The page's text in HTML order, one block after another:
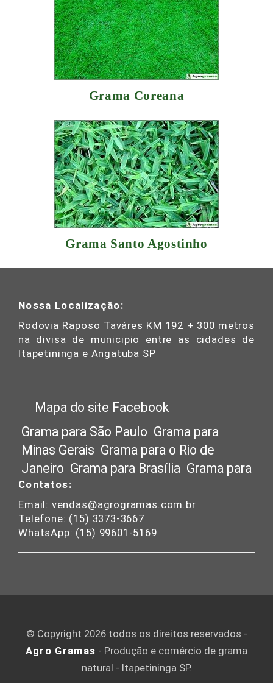
Grama Coreana
Grama Santo Agostinho
Nossa Localização:
Rodovia Raposo Taváres KM 192 + 300 metros
na divisa de municipio entre as cidades de
Itapetininga e Angatuba SP
Mapa do site Facebook
Grama para São Paulo Grama para
Minas Gerais Grama para o Rio de
Janeiro Grama para Brasília Grama para
Santa Catarina
Grosso Grama para Goias Grama para o
Paraná Grama para o Rio Grande do Sul
Grama para o Espírito Santo
Campinas Grama para Ribeirão Preto
Contatos:
Email: vendas@agrogramas.com.br
Telefone: (15) 3373-3667
WhatsApp: (15) 99601-5169
© Copyright 2026 todos os direitos reservados -
Agro Gramas - Produção e comércio de grama
natural - Itapetininga SP.